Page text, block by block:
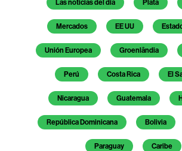
Las noticias del día Plata
Mercados EE UU
Unión Europea Groenlândia
Perú Costa Rica El
Nicaragua Guatemala
República Dominicana Bolivia
Paraguay Caribe